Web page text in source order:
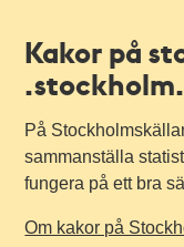
Kakor på
På
sammanställa
fungera på ett bra
Om kakor på